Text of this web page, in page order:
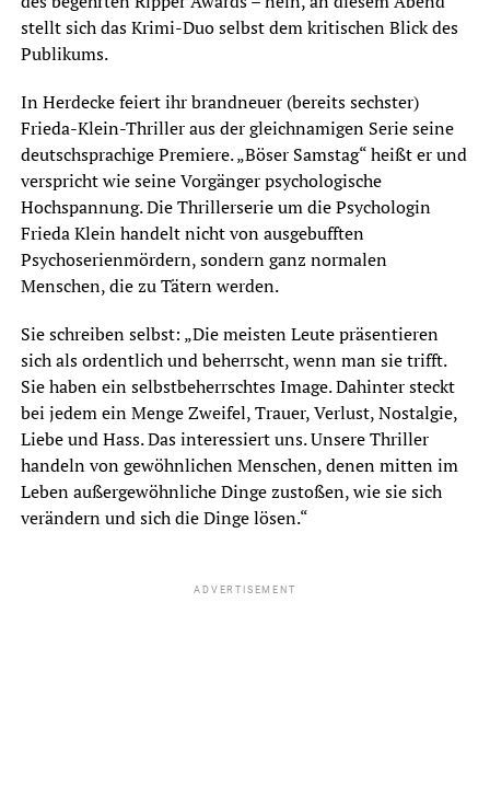
stellt sich das Krimi-Duo selbst dem kritischen Blick des
Publikums.
In Herdecke feiert ihr brandneuer (bereits sechster)
Frieda-Klein-Thriller aus der gleichnamigen Serie seine
deutschsprachige Premiere. „Böser Samstag“ heißt er und
verspricht wie seine Vorgänger psychologische
Hochspannung. Die Thrillerserie um die Psychologin
Frieda Klein handelt nicht von ausgebufften
Psychoserienmördern, sondern ganz normalen
Menschen, die zu Tätern werden.
Sie schreiben selbst: „Die meisten Leute präsentieren
sich als ordentlich und beherrscht, wenn man sie trifft.
Sie haben ein selbstbeherrschtes Image. Dahinter steckt
bei jedem ein Menge Zweifel, Trauer, Verlust, Nostalgie,
Liebe und Hass. Das interessiert uns. Unsere Thriller
handeln von gewöhnlichen Menschen, denen mitten im
Leben außergewöhnliche Dinge zustoßen, wie sie sich
verändern und sich die Dinge lösen.“
ADVERTISEMENT